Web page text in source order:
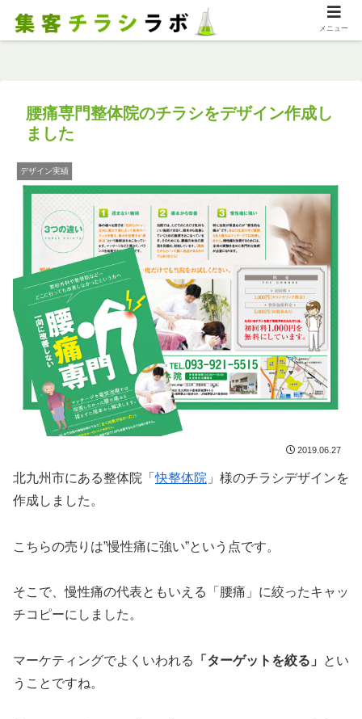
腰痛専門整体院のチラシをデザイン作成し
ました
デザイン実績
2019.06.27
北九州市にある整体院「快整体院 」様のチラシデザインを
作成しました。
こちらの売りは”慢性痛に強い”という点です。
そこで、慢性痛の代表ともいえる「腰痛」に絞ったキャッ
チコピーにしました。
マーケティングでよくいわれる 「ターゲットを絞る」
とい
うことですね。
メニュー